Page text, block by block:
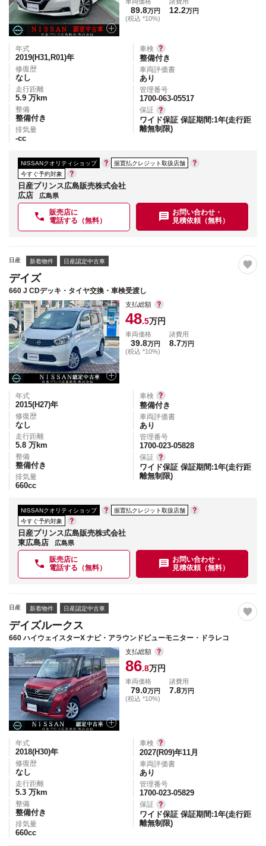
89.8万円
(税込 *10%)
12.2万円
年式
2019(H31,R01)年
修復歴
なし
走行距離
5.9 万km
整備
整備付き
排気量
-cc
車検
整備付き
車両評価書
あり
管理番号
1700-063-05517
保証
ワイド保証 保証期間:1年(走行距
離無制限)
NISSANクオリティショップ
据置払クレジット取扱店舗
今すぐ予約対象
日産プリンス広島販売株式会社
広店
広島県
販売店に
電話する（無料）
お問い合わせ・
見積依頼（無料）
日産 新着物件 日産認定中古車
デイズ
660 J CDデッキ・タイヤ交換・車検受渡し
支払総額
48.5万円
車両価格
39.8万円
(税込 *10%)
諸費用
8.7万円
年式
2015(H27)年
修復歴
なし
走行距離
5.8 万km
整備
整備付き
排気量
660cc
車検
整備付き
車両評価書
あり
管理番号
1700-023-05828
保証
ワイド保証 保証期間:1年(走行距
離無制限)
NISSANクオリティショップ
据置払クレジット取扱店舗
今すぐ予約対象
日産プリンス広島販売株式会社
東広島店
広島県
販売店に
電話する（無料）
お問い合わせ・
見積依頼（無料）
日産 新着物件 日産認定中古車
デイズルークス
660 ハイウェイスターX ナビ・アラウンドビューモニター・ドラレコ
支払総額
86.8万円
車両価格
79.0万円
(税込 *10%)
諸費用
7.8万円
年式
2018(H30)年
修復歴
なし
走行距離
5.3 万km
整備
整備付き
排気量
660cc
車検
2027(R09)年11月
車両評価書
あり
管理番号
1700-023-05829
保証
ワイド保証 保証期間:1年(走行距
離無制限)